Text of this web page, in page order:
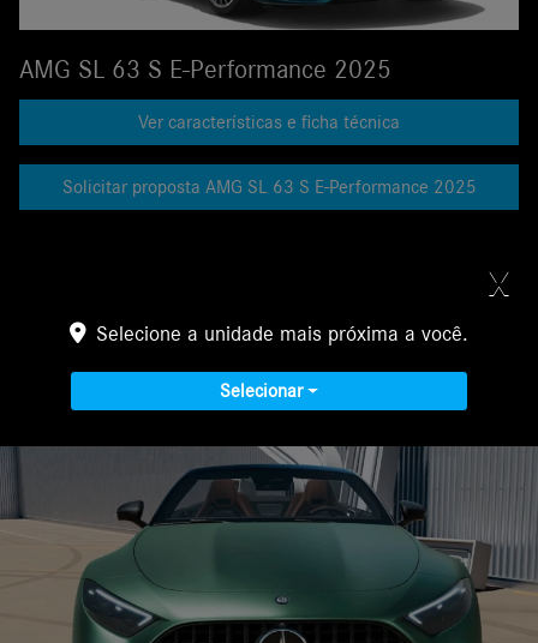
AMG SL 63 S E-Performance 2025
Ver características e ficha técnica
Solicitar proposta AMG SL 63 S E-Performance 2025
AMG SL Roadster
X
Selecione a unidade mais próxima a você.
Selecionar